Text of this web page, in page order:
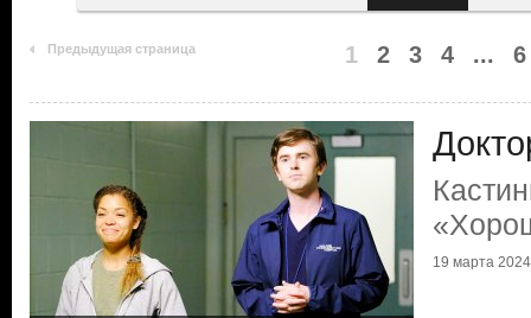
Предыдущая страница 1 2 3 4 ... 6
19 марта 2024